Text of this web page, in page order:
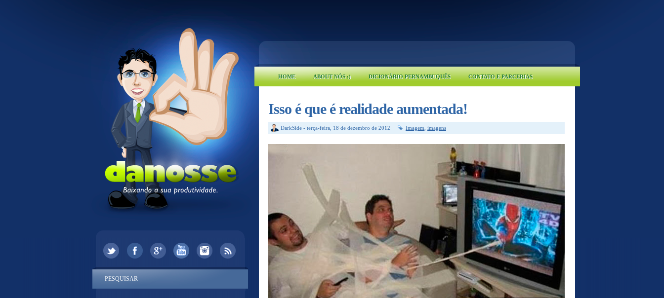
HOME ABOUT NÓS :) DICIONÁRIO PERNAMBUQUÊS CONTATO E PARCERIAS
Isso é que é realidade aumentada!
DarkSide - terça-feira, 18 de dezembro de 2012 Imagem imagens
PESQUISAR